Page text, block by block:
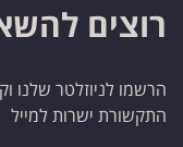
רוצים
הרשמו לניוזלטר שלנו
התקשורת ישרות למייל